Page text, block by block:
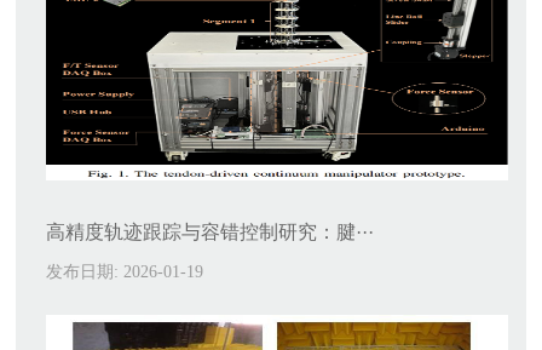
高精度轨迹跟踪与容错控制研究：腱···
发布日期: 2026-01-19